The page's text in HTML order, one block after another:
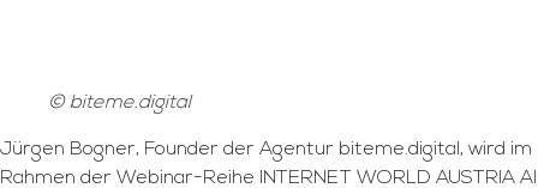
© biteme.digital
Jürgen Bogner, Founder der Agentur biteme.digital, wird im
Rahmen der Webinar-Reihe INTERNET WORLD AUSTRIA AI